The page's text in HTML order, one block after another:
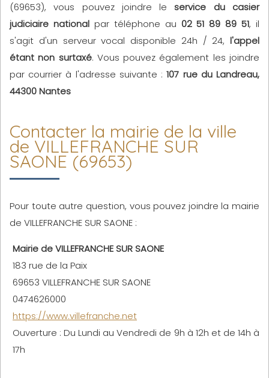
(69653), vous pouvez joindre leservice du casier
judiciaire nationalpar téléphone au 02 51 89 89 51, il
s'agit d'un serveur vocal disponible 24h / 24, l'appel
étant non surtaxé. Vous pouvez également les joindre
par courrier à l'adresse suivante :107 rue du Landreau,
44300 Nantes
Contacter la mairie de la ville
de VILLEFRANCHE SUR
SAONE (69653)
Pour toute autre question, vous pouvez joindre la mairie
de VILLEFRANCHE SUR SAONE :
Mairie de VILLEFRANCHE SUR SAONE
183 rue de la Paix
69653 VILLEFRANCHE SUR SAONE
0474626000
https://www.villefranche.net
Ouverture : Du Lundi au Vendredi de 9h à 12h et de 14h à
17h